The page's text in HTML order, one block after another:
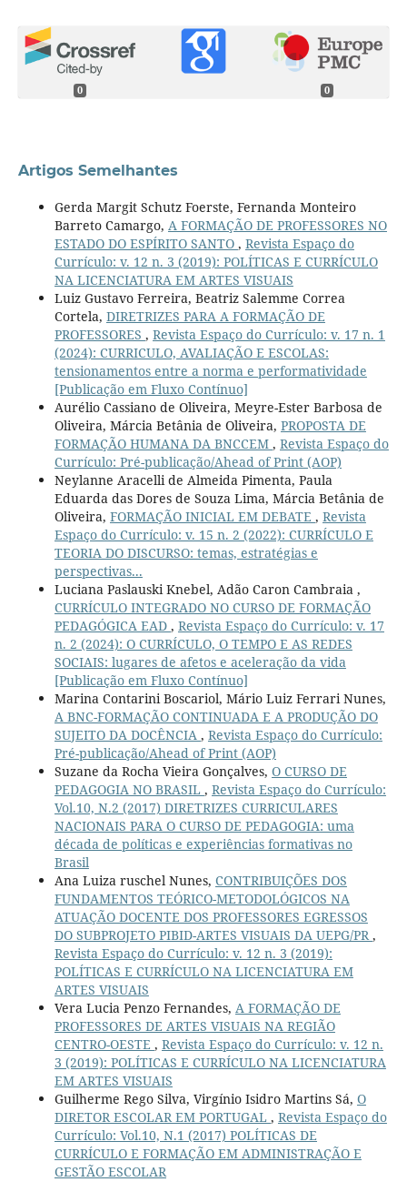
0 0
Artigos Semelhantes
Gerda Margit Schutz Foerste, Fernanda Monteiro
Barreto Camargo, A FORMAÇÃO DE PROFESSORES NO
ESTADO DO ESPÍRITO SANTO , Revista Espaço do
Currículo: v. 12 n. 3 (2019): POLÍTICAS E CURRÍCULO
NA LICENCIATURA EM ARTES VISUAIS
Luiz Gustavo Ferreira, Beatriz Salemme Correa
Cortela, DIRETRIZES PARA A FORMAÇÃO DE
PROFESSORES , Revista Espaço do Currículo: v. 17 n. 1
(2024): CURRICULO, AVALIAÇÃO E ESCOLAS:
tensionamentos entre a norma e performatividade
[Publicação em Fluxo Contínuo]
Aurélio Cassiano de Oliveira, Meyre-Ester Barbosa de
Oliveira, Márcia Betânia de Oliveira, PROPOSTA DE
FORMAÇÃO HUMANA DA BNCCEM , Revista Espaço do
Currículo: Pré-publicação/Ahead of Print (AOP)
Neylanne Aracelli de Almeida Pimenta, Paula
Eduarda das Dores de Souza Lima, Márcia Betânia de
Oliveira, FORMAÇÃO INICIAL EM DEBATE , Revista
Espaço do Currículo: v. 15 n. 2 (2022): CURRÍCULO E
TEORIA DO DISCURSO: temas, estratégias e
perspectivas...
Luciana Paslauski Knebel, Adão Caron Cambraia ,
CURRÍCULO INTEGRADO NO CURSO DE FORMAÇÃO
PEDAGÓGICA EAD , Revista Espaço do Currículo: v. 17
n. 2 (2024): O CURRÍCULO, O TEMPO E AS REDES
SOCIAIS: lugares de afetos e aceleração da vida
[Publicação em Fluxo Contínuo]
Marina Contarini Boscariol, Mário Luiz Ferrari Nunes,
A BNC-FORMAÇÃO CONTINUADA E A PRODUÇÃO DO
SUJEITO DA DOCÊNCIA , Revista Espaço do Currículo:
Pré-publicação/Ahead of Print (AOP)
Suzane da Rocha Vieira Gonçalves, O CURSO DE
PEDAGOGIA NO BRASIL , Revista Espaço do Currículo:
Vol.10, N.2 (2017) DIRETRIZES CURRICULARES
NACIONAIS PARA O CURSO DE PEDAGOGIA: uma
década de políticas e experiências formativas no
Brasil
Ana Luiza ruschel Nunes, CONTRIBUIÇÕES DOS
FUNDAMENTOS TEÓRICO-METODOLÓGICOS NA
ATUAÇÃO DOCENTE DOS PROFESSORES EGRESSOS
DO SUBPROJETO PIBID-ARTES VISUAIS DA UEPG/PR,
Revista Espaço do Currículo: v. 12 n. 3 (2019):
POLÍTICAS E CURRÍCULO NA LICENCIATURA EM
ARTES VISUAIS
Vera Lucia Penzo Fernandes, A FORMAÇÃO DE
PROFESSORES DE ARTES VISUAIS NA REGIÃO
CENTRO-OESTE , Revista Espaço do Currículo: v. 12 n.
3 (2019): POLÍTICAS E CURRÍCULO NA LICENCIATURA
EM ARTES VISUAIS
Guilherme Rego Silva, Virgínio Isidro Martins Sá, O
DIRETOR ESCOLAR EM PORTUGAL , Revista Espaço do
Currículo: Vol.10, N.1 (2017) POLÍTICAS DE
CURRÍCULO E FORMAÇÃO EM ADMINISTRAÇÃO E
GESTÃO ESCOLAR